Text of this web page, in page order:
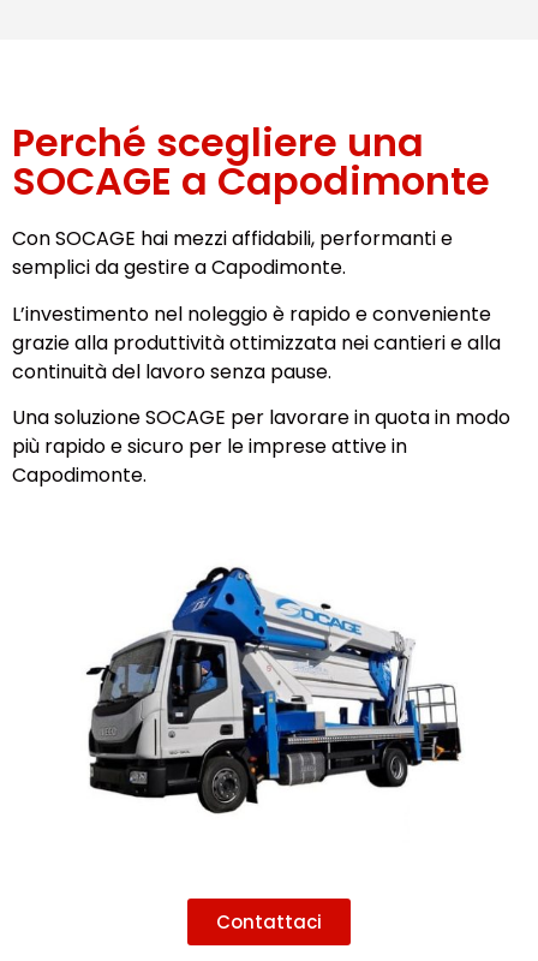
Perché scegliere una
SOCAGE a Capodimonte
Con SOCAGE hai mezzi affidabili, performanti e
semplici da gestire a Capodimonte.
L’investimento nel noleggio è rapido e conveniente
grazie alla produttività ottimizzata nei cantieri e alla
continuità del lavoro senza pause.
Una soluzione SOCAGE per lavorare in quota in modo
più rapido e sicuro per le imprese attive in
Capodimonte.
Contattaci